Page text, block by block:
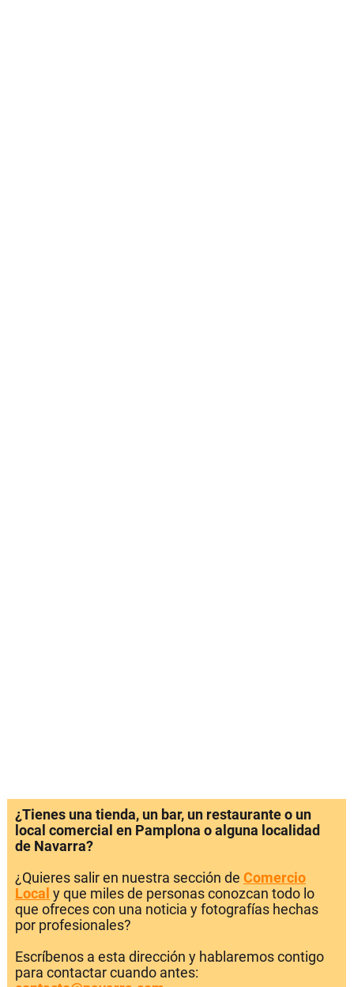
¿Tienes una tienda, un bar, un restaurante o un
local comercial en Pamplona o alguna localidad
de Navarra?
¿Quieres salir en nuestra sección de Comercio
Local y que miles de personas conozcan todo lo
que ofreces con una noticia y fotografías hechas
por profesionales?
Escríbenos a esta dirección y hablaremos contigo
para contactar cuando antes: